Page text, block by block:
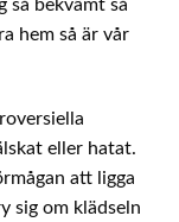
så bekvämt så
hem så är vår
eller hatat.
att ligga
sig om klädseln